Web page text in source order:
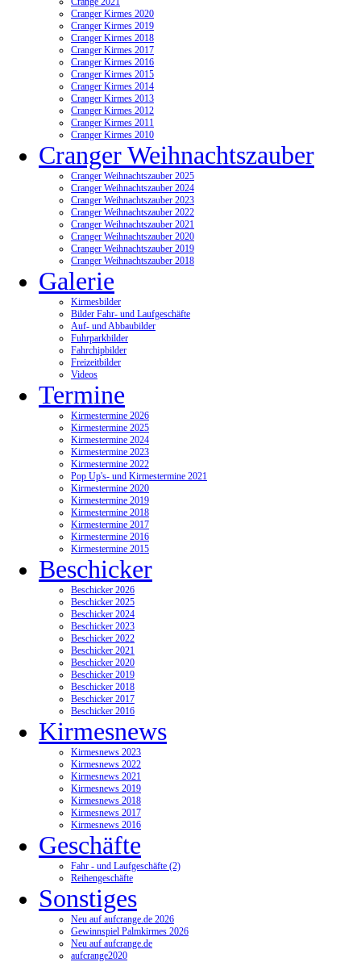
Cranger Kirmes 2020
Cranger Kirmes 2019
Cranger Kirmes 2018
Cranger Kirmes 2017
Cranger Kirmes 2016
Cranger Kirmes 2015
Cranger Kirmes 2014
Cranger Kirmes 2013
Cranger Kirmes 2012
Cranger Kirmes 2011
Cranger Kirmes 2010
Cranger Weihnachtszauber
Cranger Weihnachtszauber 2025
Cranger Weihnachtszauber 2024
Cranger Weihnachtszauber 2023
Cranger Weihnachtszauber 2022
Cranger Weihnachtszauber 2021
Cranger Weihnachtszauber 2020
Cranger Weihnachtszauber 2019
Cranger Weihnachtszauber 2018
Galerie
Kirmesbilder
Bilder Fahr- und Laufgeschäfte
Auf- und Abbaubilder
Fuhrparkbilder
Fahrchipbilder
Freizeitbilder
Videos
Termine
Kirmestermine 2026
Kirmestermine 2025
Kirmestermine 2024
Kirmestermine 2023
Kirmestermine 2022
Pop Up's- und Kirmestermine 2021
Kirmestermine 2020
Kirmestermine 2019
Kirmestermine 2018
Kirmestermine 2017
Kirmestermine 2016
Kirmestermine 2015
Beschicker
Beschicker 2026
Beschicker 2025
Beschicker 2024
Beschicker 2023
Beschicker 2022
Beschicker 2021
Beschicker 2020
Beschicker 2019
Beschicker 2018
Beschicker 2017
Beschicker 2016
Kirmesnews
Kirmesnews 2023
Kirmesnews 2022
Kirmesnews 2021
Kirmesnews 2019
Kirmesnews 2018
Kirmesnews 2017
Kirmesnews 2016
Geschäfte
Fahr - und Laufgeschäfte (2)
Reihengeschäfte
Sonstiges
Neu auf aufcrange.de 2026
Gewinnspiel Palmkirmes 2026
Neu auf aufcrange.de
aufcrange2020